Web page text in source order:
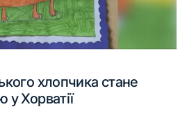
хлопчика стане
Хорватії